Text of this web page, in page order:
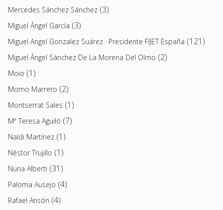
Mercedes Sánchez Sánchez (3)
Miguel Ángel García (3)
Miguel Angel Gonzalez Suárez · Presidente FIJET España (121)
Miguel Ángel Sánchez De La Morena Del Olmo (2)
Moio (1)
Momo Marrero (2)
Montserrat Sales (1)
Mª Teresa Aguiló (7)
Naldi Martínez (1)
Néstor Trujillo (1)
Nuria Alberti (31)
Paloma Ausejo (4)
Rafael Ansón (4)